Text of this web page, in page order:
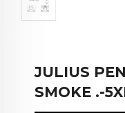
JULIUS
SMOKE .-